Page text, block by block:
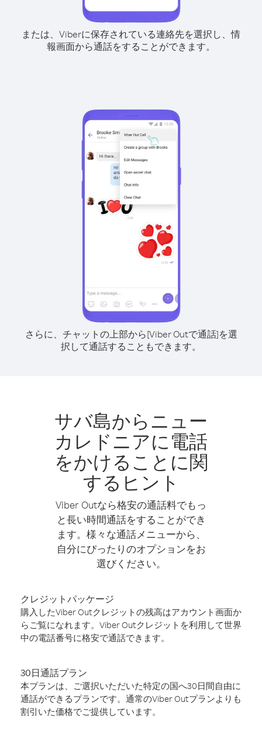
または、Viberに保存されている連絡先を選択し、情
報画面から通話をすることができます。
さらに、チャットの上部から[Viber Outで通話]を選
択して通話することもできます。
サバ島からニュー
カレドニアに電話
をかけることに関
するヒント
Viber Outなら格安の通話料でもっ
と長い時間通話をすることができ
ます。様々な通話メニューから、
自分にぴったりのオプションをお
選びください。
クレジットパッケージ
購入したViber Outクレジットの残高はアカウント画面か
らご覧になれます。Viber Outクレジットを利用して世界
中の電話番号に格安で通話できます。
30日通話プラン
本プランは、ご選択いただいた特定の国へ30日間自由に
通話ができるプランです。通常のViber Outプランよりも
割引いた価格でご提供しています。